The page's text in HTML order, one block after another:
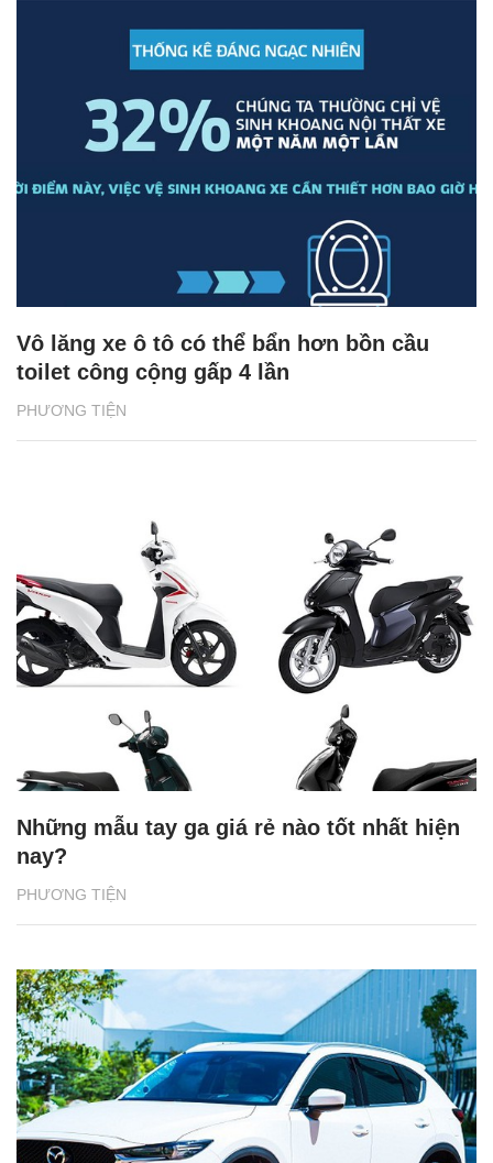
PHƯƠNG TIỆN
Vô lăng xe ô tô có thể bẩn hơn bồn cầu
toilet công cộng gấp 4 lần
PHƯƠNG TIỆN
Những mẫu tay ga giá rẻ nào tốt nhất hiện
nay?